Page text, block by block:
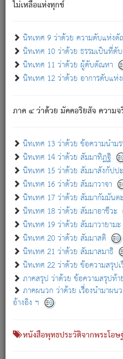
ไม่เหลือแห่งทุกข์
นิทเทศ 9 ว่าด้วย ความดับแห่ง
นิทเทศ 10 ว่าด้วย ธรรมเป็นที่ดั
นิทเทศ 11 ว่าด้วย ผู้ดับตัณหา
นิทเทศ 12 ว่าด้วย อาการดับแห่
ภาค ๔ ว่าด้วย มัคคอริยสัจ ความจ
นิทเทศ 13 ว่าด้วย ข้อความนำม
นิทเทศ 14 ว่าด้วย สัมมาทิฏฐิ
นิทเทศ 15 ว่าด้วย สัมมาสังกัปปะ
นิทเทศ 16 ว่าด้วย สัมมาวาจา
นิทเทศ 17 ว่าด้วย สัมมากัมมันตะ
นิทเทศ 18 ว่าด้วย สัมมาอาชีวะ
นิทเทศ 19 ว่าด้วย สัมมาวายามะ
นิทเทศ 20 ว่าด้วย สัมมาสติ
นิทเทศ 21 ว่าด้วย สัมมาสมาธิ
นิทเทศ 22 ว่าด้วย ข้อความสรุปเ
ภาคสรุป ว่าด้วย ข้อความสรุปท้า
ภาคผนวก ว่าด้วย เรื่องนำมาผน
อ้างอิง ฯ
หนังสือพุทธประวัติจากพระโอ
ภพทั้งหลายทั้งปวงได้แล้ว เป็นผู้คง
- อุ.ขุ. ๒๕/๑๒๑/๘๔.
(ข้อความนี้ เป็นพระพุทธอุทานที่
เป็นที่ตรัสรู้ เมื่อตรัสรู้แล้วได้ 7 วัน)
เกี่ยวกับธรรมโฆษณ์ออนไลน์
แม้ระบบ "ธรรมโฆษณ์ออนไลน์" พยายาม
ผู้ศึกษาก็พึงตรวจสอบกับตัวเล่มหนังสือต้
ก่อนนำข้อมูลไปใช้ในการอ้างอิง"
เกี่ยวกับอัตถจารี|เกี่ยวกับการพัฒนา
หนังสือที่เกี่ยวข้อง